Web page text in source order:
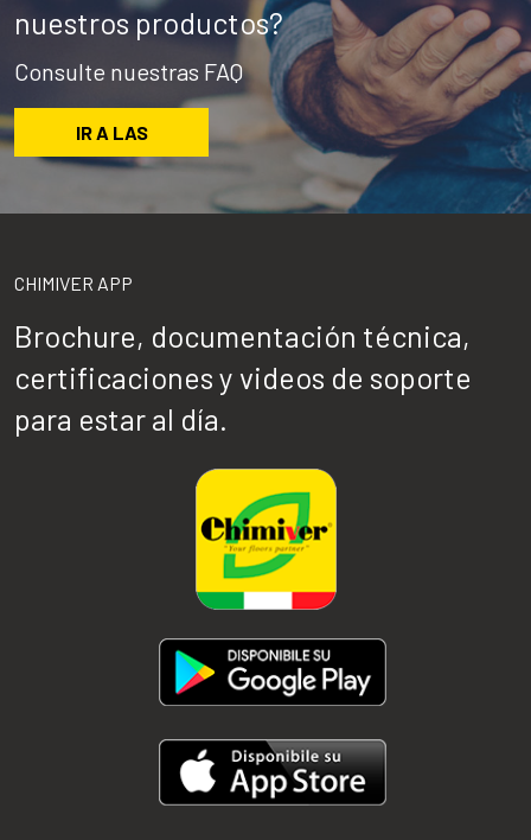
nuestros productos?
Consulte nuestras FAQ
IR A LAS
CHIMIVER APP
Brochure, documentación técnica,
certificaciones y videos de soporte
para estar al día.